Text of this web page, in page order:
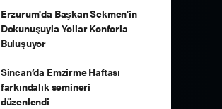
Erzurum'da Başkan Sekmen'in
Dokunuşuyla Yollar Konforla
Buluşuyor
Sincan’da Emzirme Haftası
farkındalık semineri
düzenlendi